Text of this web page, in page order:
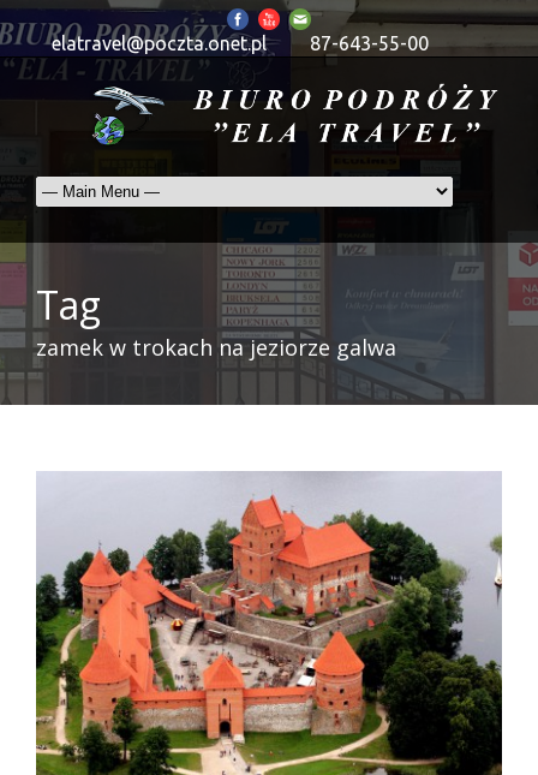
elatravel@poczta.onet.pl 87-643-55-00
Tag
zamek w trokach na jeziorze galwa